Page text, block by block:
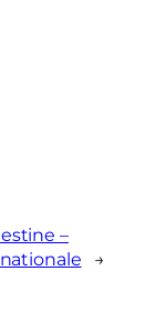
–
→